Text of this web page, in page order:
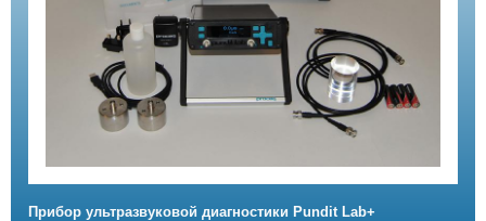
Прибор ультразвуковой диагностики Pundit Lab+